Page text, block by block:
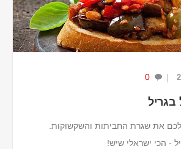
0
בגריל
לכם את שגרת החביתות והשקשוקות.
- הכי ישראלי שיש!